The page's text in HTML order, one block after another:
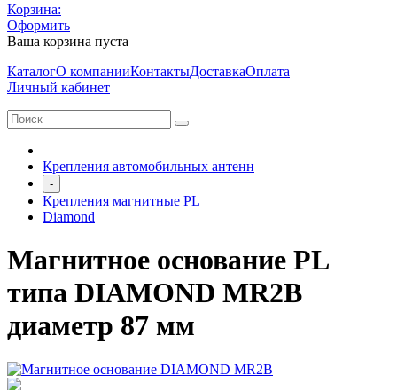
Корзина:
Оформить
Ваша корзина пуста
КаталогО компанииКонтактыДоставкаОплата
Личный кабинет
Крепления автомобильных антенн
-
Крепления магнитные PL
Diamond
Магнитное основание PL
типа DIAMOND MR2B
диаметр 87 мм